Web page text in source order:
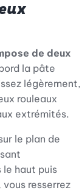
de deux
la pâte
légèrement,
rouleaux
extrémités.
le plan de
haut puis
resserrez